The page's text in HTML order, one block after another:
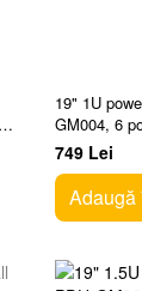
19" 1U
GM004, 6
sheel, APC
749 Lei
Adaugă